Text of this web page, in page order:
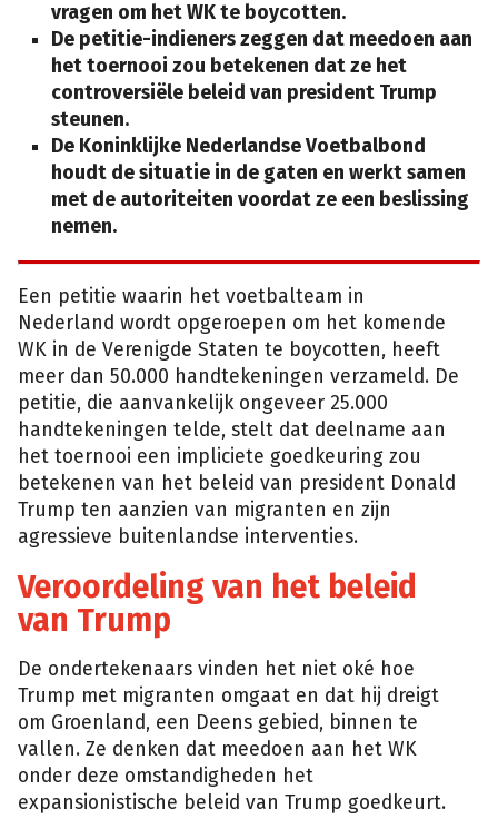
vragen om het WK te boycotten.
De petitie-indieners zeggen dat meedoen aan
het toernooi zou betekenen dat ze het
controversiële beleid van president Trump
steunen.
De Koninklijke Nederlandse Voetbalbond
houdt de situatie in de gaten en werkt samen
met de autoriteiten voordat ze een beslissing
nemen.
Een petitie waarin het voetbalteam in
Nederland wordt opgeroepen om het komende
WK in de Verenigde Staten te boycotten, heeft
meer dan 50.000 handtekeningen verzameld. De
petitie, die aanvankelijk ongeveer 25.000
handtekeningen telde, stelt dat deelname aan
het toernooi een impliciete goedkeuring zou
betekenen van het beleid van president Donald
Trump ten aanzien van migranten en zijn
agressieve buitenlandse interventies.
Veroordeling van het beleid
van Trump
De ondertekenaars vinden het niet oké hoe
Trump met migranten omgaat en dat hij dreigt
om Groenland, een Deens gebied, binnen te
vallen. Ze denken dat meedoen aan het WK
onder deze omstandigheden het
expansionistische beleid van Trump goedkeurt.